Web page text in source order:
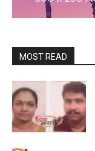
MOST READ